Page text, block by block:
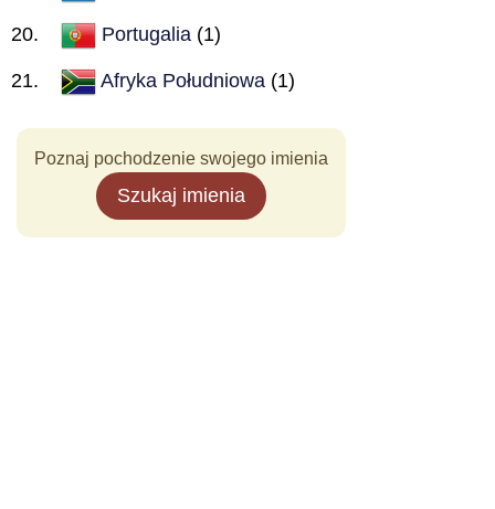
Portugalia (1)
Afryka Południowa (1)
Poznaj pochodzenie swojego imienia
Szukaj imienia